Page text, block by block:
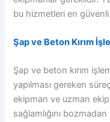
bu hizmetleri en güvenli
Şap ve Beton Kırım
Şap ve beton kırım
yapılması gereken
ekipman ve uzman ekip
sağlamlığını